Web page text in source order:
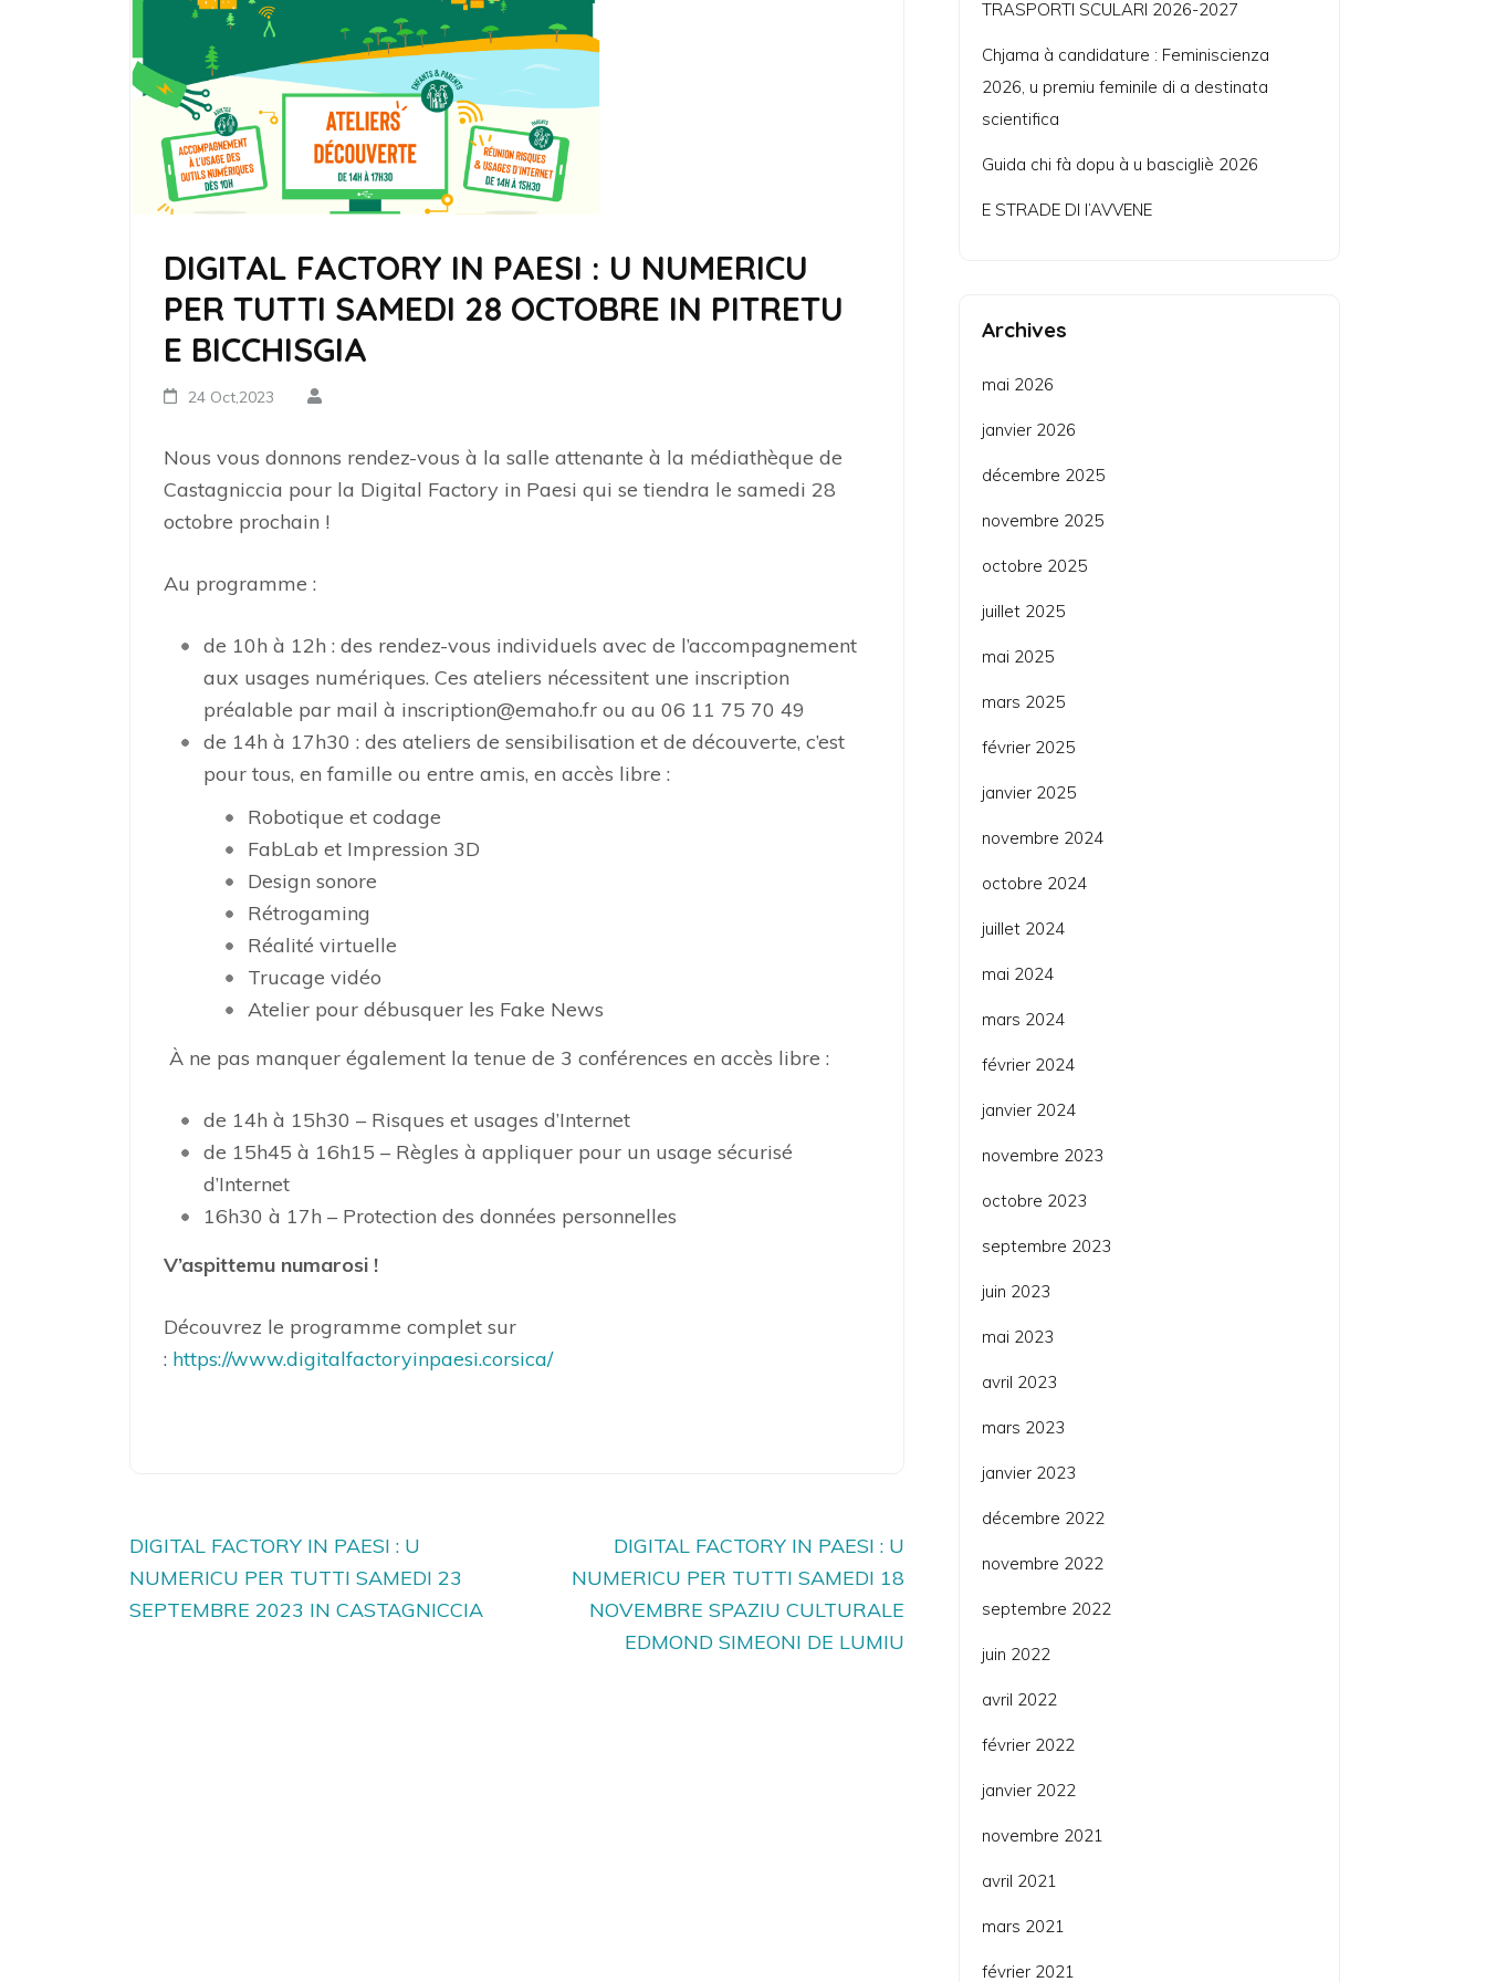
DIGITAL FACTORY IN PAESI : U NUMERICU
PER TUTTI SAMEDI 28 OCTOBRE IN PITRETU
E BICCHISGIA
24 Oct,2023
Nous vous donnons rendez-vous à la salle attenante à la médiathèque de
Castagniccia pour la Digital Factory in Paesi qui se tiendra le samedi 28
octobre prochain !
Au programme :
de 10h à 12h : des rendez-vous individuels avec de l’accompagnement
aux usages numériques. Ces ateliers nécessitent une inscription
préalable par mail à inscription@emaho.fr ou au 06 11 75 70 49
de 14h à 17h30 : des ateliers de sensibilisation et de découverte, c’est
pour tous, en famille ou entre amis, en accès libre :
Robotique et codage
FabLab et Impression 3D
Design sonore
Rétrogaming
Réalité virtuelle
Trucage vidéo
Atelier pour débusquer les Fake News
À ne pas manquer également la tenue de 3 conférences en accès libre :
de 14h à 15h30 – Risques et usages d’Internet
de 15h45 à 16h15 – Règles à appliquer pour un usage sécurisé
d’Internet
16h30 à 17h – Protection des données personnelles
V’aspittemu numarosi !
Découvrez le programme complet sur
: https://www.digitalfactoryinpaesi.corsica/
Navigation
de
l’article
DIGITAL FACTORY IN PAESI : U
NUMERICU PER TUTTI SAMEDI 23
SEPTEMBRE 2023 IN CASTAGNICCIA
DIGITAL FACTORY IN PAESI : U
NUMERICU PER TUTTI SAMEDI 18
NOVEMBRE SPAZIU CULTURALE
EDMOND SIMEONI DE LUMIU
TRASPORTI SCULARI 2026-2027
Chjama à candidature : Feminiscienza
2026, u premiu feminile di a destinata
scientifica
Guida chi fà dopu à u bascigliè 2026
E STRADE DI l’AVVENE
Archives
mai 2026
janvier 2026
décembre 2025
novembre 2025
octobre 2025
juillet 2025
mai 2025
mars 2025
février 2025
janvier 2025
novembre 2024
octobre 2024
juillet 2024
mai 2024
mars 2024
février 2024
janvier 2024
novembre 2023
octobre 2023
septembre 2023
juin 2023
mai 2023
avril 2023
mars 2023
janvier 2023
décembre 2022
novembre 2022
septembre 2022
juin 2022
avril 2022
février 2022
janvier 2022
novembre 2021
avril 2021
mars 2021
février 2021